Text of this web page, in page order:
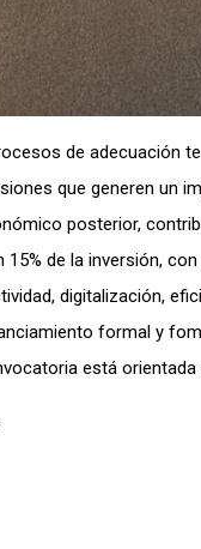
de adecuación
que generen un
posterior,
15% de la inversión,
digitalización,
formal y
está orientada